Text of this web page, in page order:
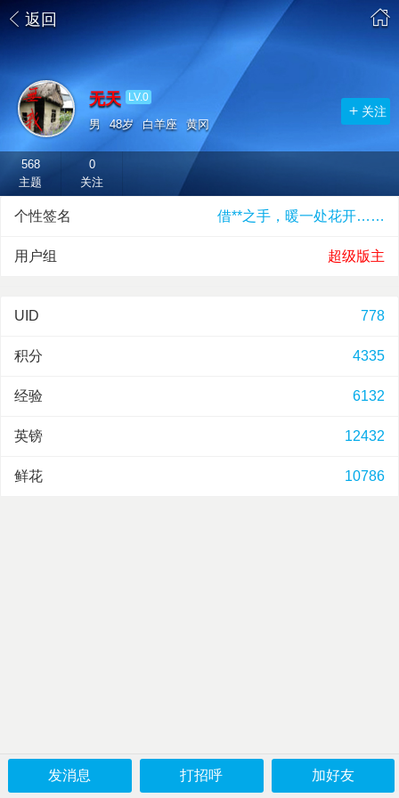
发消息 打招呼 加好友
返回
男 48岁 白羊座 黄冈
关注
无天 LV.0
568
主题
0
关注
个性签名 借**之手，暖一处花开……
用户组 超级版主
UID 778
积分 4335
经验 6132
英镑 12432
鲜花 10786